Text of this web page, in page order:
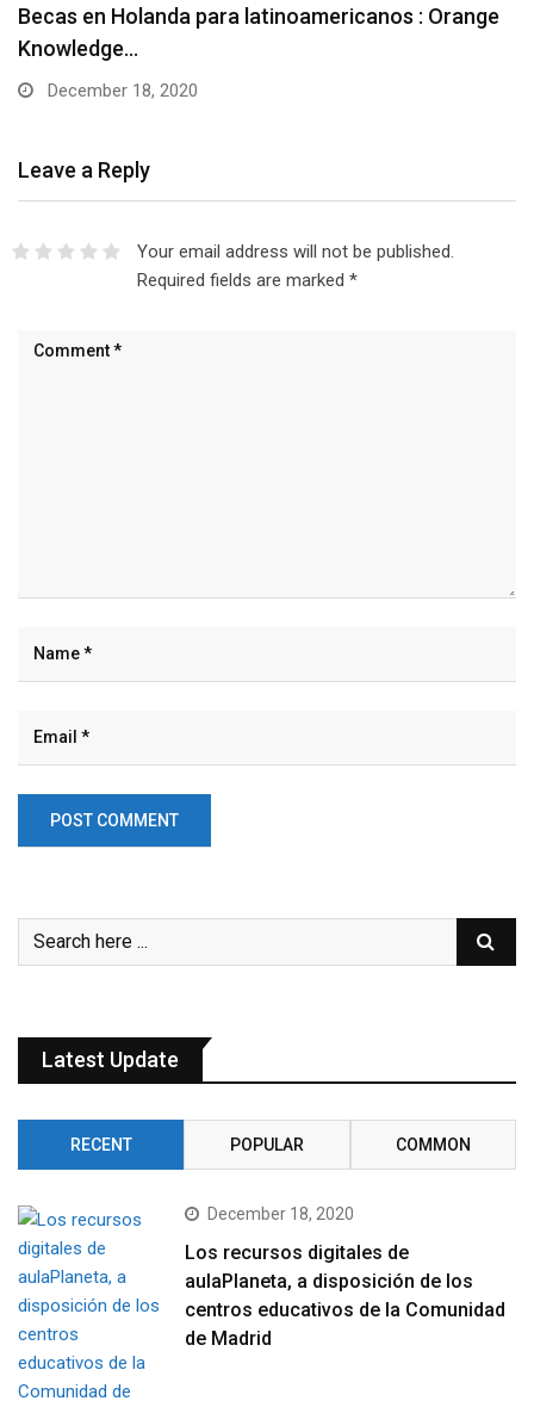
Becas en Holanda para latinoamericanos : Orange
Knowledge…
December 18, 2020
Leave a Reply
Your email address will not be published.
Required fields are marked *
Latest Update
RECENT POPULAR COMMON
December 18, 2020
Los recursos digitales de
aulaPlaneta, a disposición de los
centros educativos de la Comunidad
de Madrid